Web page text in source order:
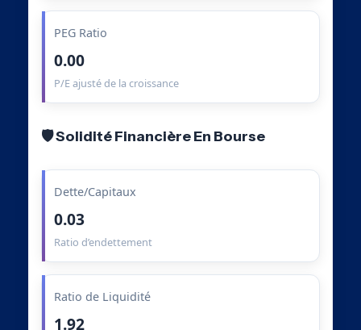
PEG Ratio
0.00
P/E ajusté de la croissance
🛡️ Solidité Financière En Bourse
Dette/Capitaux
0.03
Ratio d’endettement
Ratio de Liquidité
1.92